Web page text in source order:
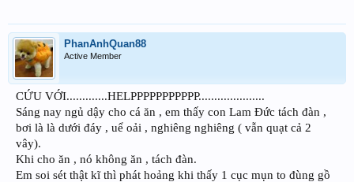
PhanAnhQuan88
Active Member
CỨU VỚI.............HELPPPPPPPPPPP.....................
Sáng nay ngủ dậy cho cá ăn , em thấy con Lam Đức tách đàn ,
bơi là là dưới đáy , uể oải , nghiêng nghiêng ( vẫn quạt cả 2
vây).
Khi cho ăn , nó không ăn , tách đàn.
Em soi sét thật kĩ thì phát hoảng khi thấy 1 cục mụn to đùng gồ